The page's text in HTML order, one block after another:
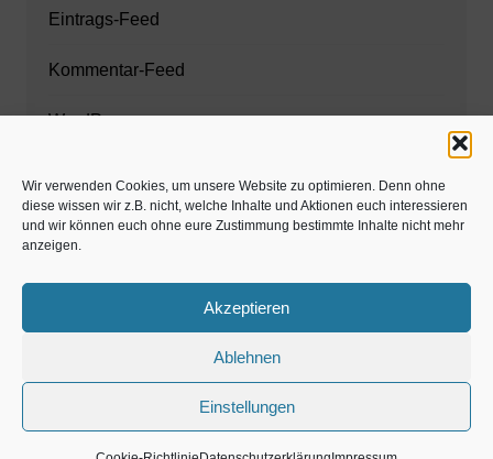
Wir verwenden Cookies, um unsere Website zu optimieren. Denn ohne
diese wissen wir z.B. nicht, welche Inhalte und Aktionen euch interessieren
und wir können euch ohne eure Zustimmung bestimmte Inhalte nicht mehr
anzeigen.
Akzeptieren
Ablehnen
Einstellungen
Eintrags-Feed
Kommentar-Feed
WordPress.org
Zahnarzt München
www.estaregistrierung.org – ESTA
©familös - dieTestfamilie -
Weihnachten, Adventszeit
Magazin Gastartikel